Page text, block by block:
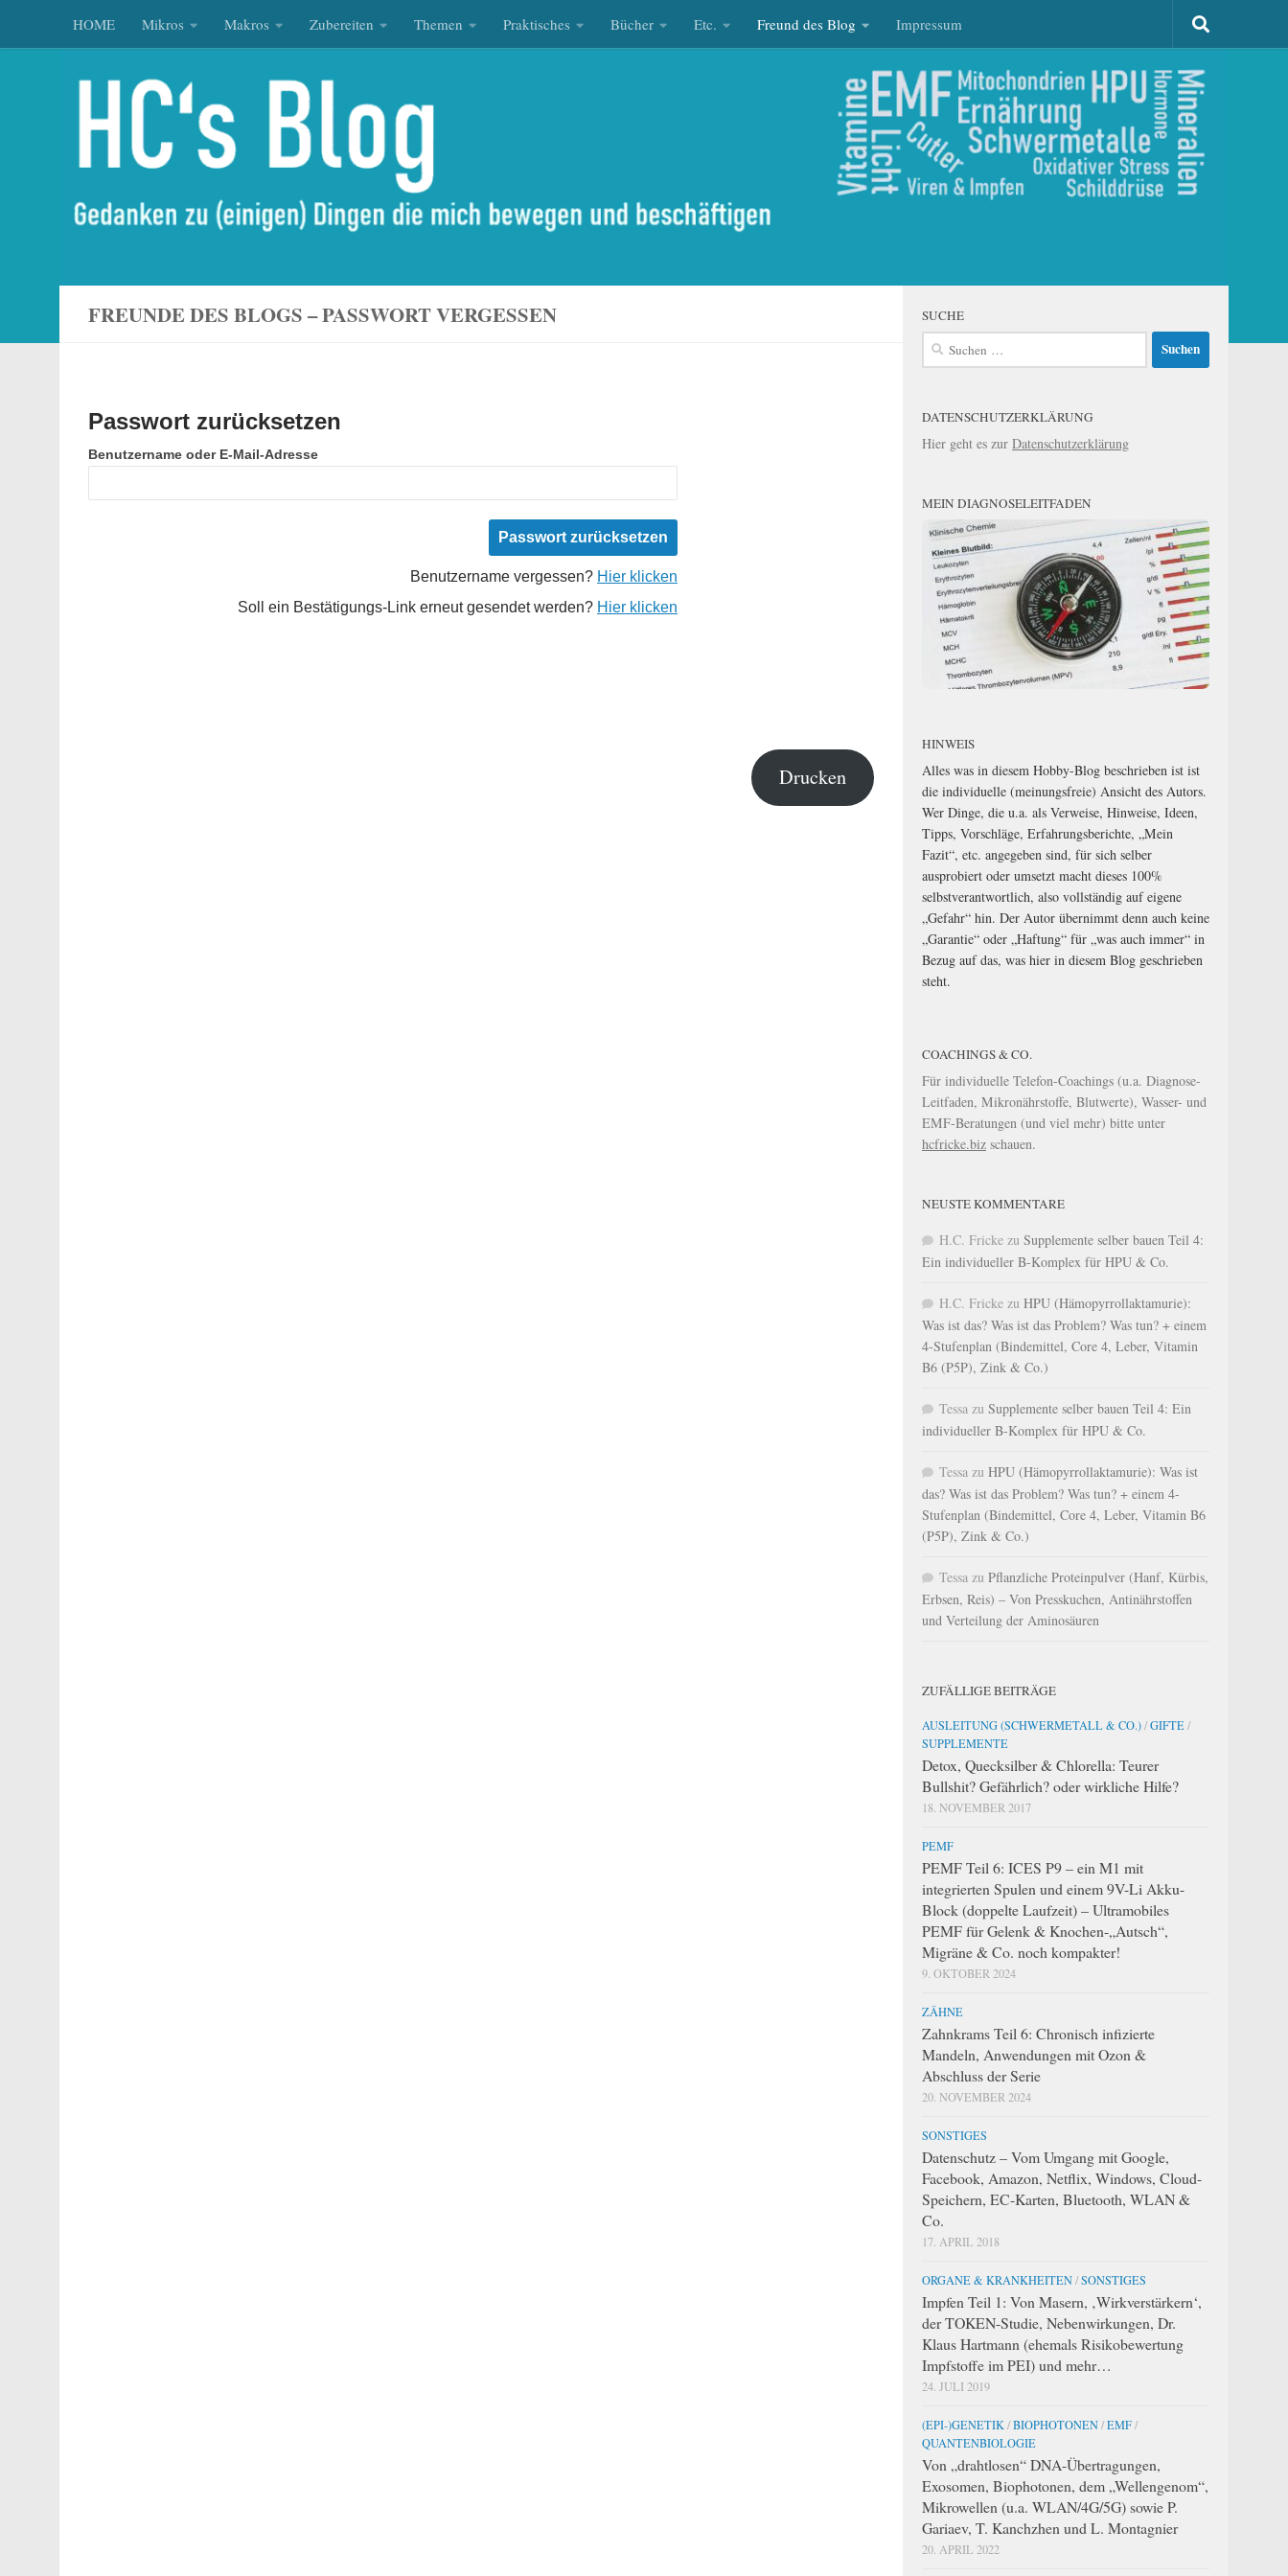
Zum Inhalt springen
HOME Mikros Makros Zubereiten Themen Praktisches Bücher Etc. Freund des Blog Impressum
FREUNDE DES BLOGS – PASSWORT VERGESSEN
Passwort zurücksetzen
Benutzername oder E-Mail-Adresse
Benutzername vergessen? Hier klicken
Soll ein Bestätigungs-Link erneut gesendet werden? Hier klicken
Drucken
SUCHE
Suchen
DATENSCHUTZERKLÄRUNG
Hier geht es zur Datenschutzerklärung
MEIN DIAGNOSELEITFADEN
HINWEIS
Alles was in diesem Hobby-Blog beschrieben ist ist
die individuelle (meinungsfreie) Ansicht des Autors.
Wer Dinge, die u.a. als Verweise, Hinweise, Ideen,
Tipps, Vorschläge, Erfahrungsberichte, „Mein
Fazit“, etc. angegeben sind, für sich selber
ausprobiert oder umsetzt macht dieses 100%
selbstverantwortlich, also vollständig auf eigene
„Gefahr“ hin. Der Autor übernimmt denn auch keine
„Garantie“ oder „Haftung“ für „was auch immer“ in
Bezug auf das, was hier in diesem Blog geschrieben
steht.
COACHINGS & CO.
Für individuelle Telefon-Coachings (u.a. Diagnose-
Leitfaden, Mikronährstoffe, Blutwerte), Wasser- und
EMF-Beratungen (und viel mehr) bitte unter
hcfricke.biz schauen.
NEUSTE KOMMENTARE
H.C. Fricke zu Supplemente selber bauen Teil 4:
Ein individueller B-Komplex für HPU & Co.
H.C. Fricke zu HPU (Hämopyrrollaktamurie):
Was ist das? Was ist das Problem? Was tun? + einem
4-Stufenplan (Bindemittel, Core 4, Leber, Vitamin
B6 (P5P), Zink & Co.)
Tessa zu Supplemente selber bauen Teil 4: Ein
individueller B-Komplex für HPU & Co.
Tessa zu HPU (Hämopyrrollaktamurie): Was ist
das? Was ist das Problem? Was tun? + einem 4-
Stufenplan (Bindemittel, Core 4, Leber, Vitamin B6
(P5P), Zink & Co.)
Tessa zu Pflanzliche Proteinpulver (Hanf, Kürbis,
Erbsen, Reis) – Von Presskuchen, Antinährstoffen
und Verteilung der Aminosäuren
ZUFÄLLIGE BEITRÄGE
AUSLEITUNG (SCHWERMETALL & CO.)/GIFTE/
SUPPLEMENTE
Detox, Quecksilber & Chlorella: Teurer
Bullshit? Gefährlich? oder wirkliche Hilfe?
18. NOVEMBER 2017
PEMF
PEMF Teil 6: ICES P9 – ein M1 mit
integrierten Spulen und einem 9V-Li Akku-
Block (doppelte Laufzeit) – Ultramobiles
PEMF für Gelenk & Knochen-„Autsch“,
Migräne & Co. noch kompakter!
9. OKTOBER 2024
ZÄHNE
Zahnkrams Teil 6: Chronisch infizierte
Mandeln, Anwendungen mit Ozon &
Abschluss der Serie
20. NOVEMBER 2024
SONSTIGES
Datenschutz – Vom Umgang mit Google,
Facebook, Amazon, Netflix, Windows, Cloud-
Speichern, EC-Karten, Bluetooth, WLAN &
Co.
17. APRIL 2018
ORGANE & KRANKHEITEN/SONSTIGES
Impfen Teil 1: Von Masern, ‚Wirkverstärkern‘,
der TOKEN-Studie, Nebenwirkungen, Dr.
Klaus Hartmann (ehemals Risikobewertung
Impfstoffe im PEI) und mehr…
24. JULI 2019
(EPI-)GENETIK /BIOPHOTONEN/EMF/
QUANTENBIOLOGIE
Von „drahtlosen“ DNA-Übertragungen,
Exosomen, Biophotonen, dem „Wellengenom“,
Mikrowellen (u.a. WLAN/4G/5G) sowie P.
Gariaev, T. Kanchzhen und L. Montagnier
20. APRIL 2022